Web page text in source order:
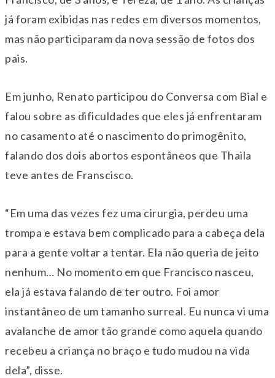
já foram exibidas nas redes em diversos momentos,
mas não participaram da nova sessão de fotos dos
pais.
Em junho, Renato participou do Conversa com Bial e
falou sobre as dificuldades que eles já enfrentaram
no casamento até o nascimento do primogênito,
falando dos dois abortos espontâneos que Thaila
teve antes de Franscisco.
“Em uma das vezes fez uma cirurgia, perdeu uma
trompa e estava bem complicado para a cabeça dela
para a gente voltar a tentar. Ela não queria de jeito
nenhum… No momento em que Francisco nasceu,
ela já estava falando de ter outro. Foi amor
instantâneo de um tamanho surreal. Eu nunca vi uma
avalanche de amor tão grande como aquela quando
recebeu a criança no braço e tudo mudou na vida
dela”, disse.